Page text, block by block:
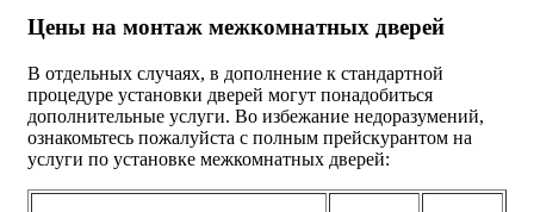
Цены на монтаж межкомнатных дверей
В отдельных случаях, в дополнение к стандартной
процедуре установки дверей могут понадобиться
дополнительные услуги. Во избежание недоразумений,
ознакомьтесь пожалуйста с полным прейскурантом на
услуги по установке межкомнатных дверей: